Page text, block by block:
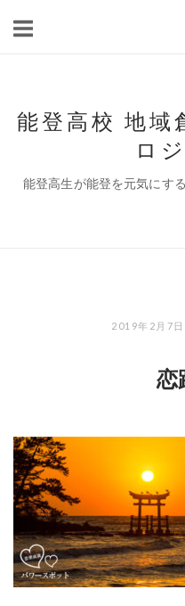
能登高校 地域
ロ
能登高生が能登を元気にす
2019年2月7日
恋